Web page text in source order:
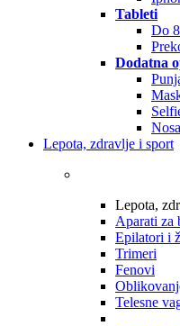
Tableti
Do
Dodatna
Lepota, zdravlje i sport
Lepota,
Aparati za
Epilatori i
Trimeri
Fenovi
Telesne